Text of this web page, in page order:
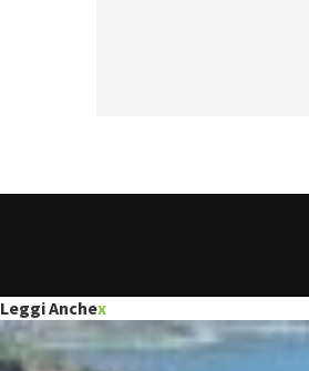
Leggi Anchex